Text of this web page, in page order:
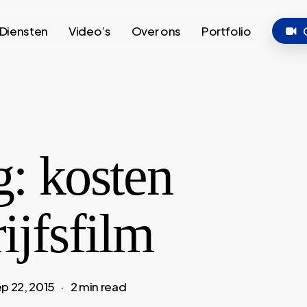
Diensten Video’s Over ons Portfolio
kosten
22, 2015 2 min read